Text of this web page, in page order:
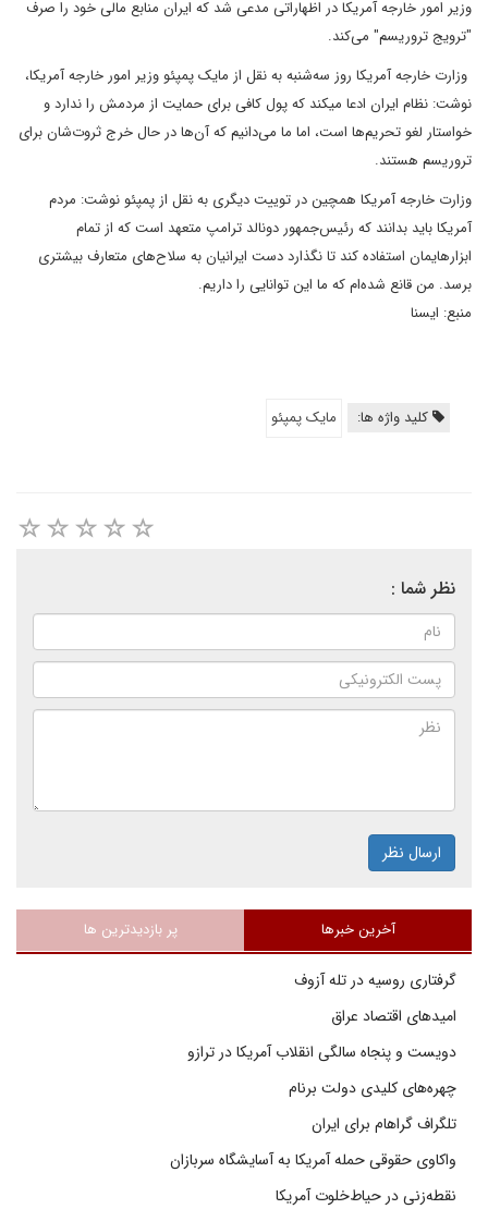
وزیر امور خارجه آمریکا در اظهاراتی مدعی شد که ایران منابع مالی خود را صرف
"ترویج تروریسم" می‌کند.
وزارت خارجه آمریکا روز سه‌شنبه به نقل از مایک پمپئو وزیر امور خارجه آمریکا،
نوشت: نظام ایران ادعا میکند که پول کافی برای حمایت از مردمش را ندارد و
خواستار لغو تحریم‌ها است، اما ما می‌دانیم که آن‌ها در حال خرج ثروت‌شان برای
تروریسم هستند.
وزارت خارجه آمریکا همچین در توییت دیگری به نقل از پمپئو نوشت: مردم
آمریکا باید بدانند که رئیس‌جمهور دونالد ترامپ متعهد است که از تمام
ابزارهایمان استفاده کند تا نگذارد دست ایرانیان به سلاح‌های متعارف بیشتری
برسد. من قانع شده‌ام که ما این توانایی را داریم.
منبع: ایسنا
کلید واژه ها: مایک پمپئو
نظر شما :
ارسال نظر
آخرین خبرها پر بازدیدترین ها
گرفتاری روسیه در تله آزوف
امیدهای اقتصاد عراق
دویست و پنجاه سالگی انقلاب آمریکا در ترازو
چهره‌های کلیدی دولت برنام
تلگراف گراهام برای ایران
واکاوی حقوقی حمله آمریکا به آسایشگاه سربازان
نقطه‌زنی در حیاط‌خلوت آمریکا